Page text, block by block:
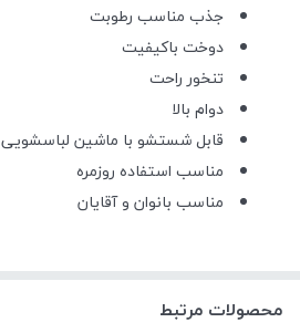
جذب مناسب رطوبت
دوخت باکیفیت
تنخور راحت
دوام بالا
قابل شستشو با ماشین لباسشویی
مناسب استفاده روزمره
مناسب بانوان و آقایان
محصولات مرتبط